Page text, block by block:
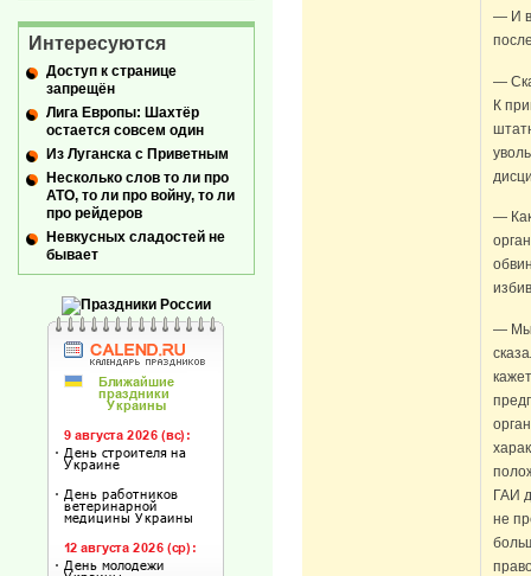
— И
—
К
—
— Мы
ГАИ
не
Интересуются
Доступ к странице
запрещён
Лига Европы: Шахтёр
остается совсем один
Из Луганска с Приветным
Несколько слов то ли про
АТО, то ли про войну, то ли
про рейдеров
Невкусных сладостей не
бывает